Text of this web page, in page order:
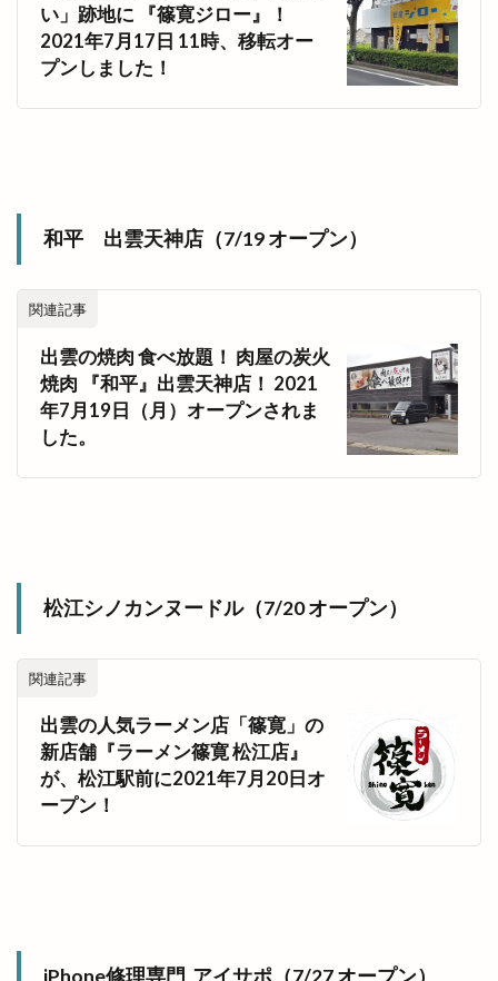
い」跡地に 『篠寛ジロー』！
2021年7月17日 11時、移転オー
プンしました！
和平 出雲天神店（7/19 オープン）
関連記事
出雲の焼肉 食べ放題！ 肉屋の炭火
焼肉 『和平』出雲天神店！ 2021
年7月19日（月）オープンされま
した。
松江シノカンヌードル（7/20 オープン）
関連記事
出雲の人気ラーメン店「篠寛」の
新店舗『ラーメン篠寛 松江店』
が、松江駅前に2021年7月20日オ
ープン！
iPhone修理専門 アイサポ（7/27 オープン）